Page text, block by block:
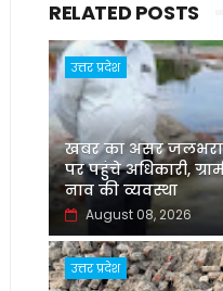
RELATED POSTS
उत्तर प्रदेश
खबर का असर
पर पहुंचे अधिकारी,
नाव की व्यवस्था
August 08, 2026
उत्तर प्रदेश